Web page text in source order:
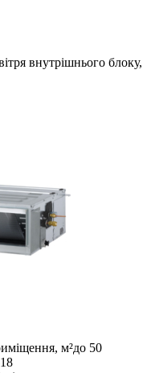
внутрішнього блоку,
м²до 50